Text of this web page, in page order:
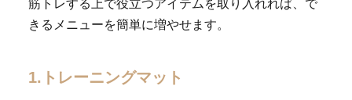
筋トレする上で役立つアイテムを取り入れれば、で
きるメニューを簡単に増やせます。
1.トレーニングマット